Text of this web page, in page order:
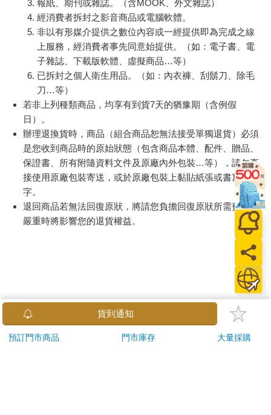
報紙、期刊或雜誌。（含MOOK、外文雜誌）
經消費者拆封之影音商品或電腦軟體。
非以有形媒介提供之數位內容或一經提供即為完成之線
上服務，經消費者事先同意始提供。（如：電子書、電
子雜誌、下載版軟體、虛擬商品…等）
已拆封之個人衛生用品。（如：內衣褲、刮鬍刀、除毛
刀…等）
若非上列種類商品，均享有到貨7天的猶豫期（含例假
日）。
辦理退換貨時，商品（組合商品恕無法接受單獨退貨）必須
是您收到商品時的原始狀態（包含商品本體、配件、贈品、
保證書、所有附隨資料文件及原廠內外包裝…等），請勿直
接使用原廠包裝寄送，或於原廠包裝上黏貼紙張或書寫文
字。
退回商品若無法回復原狀，將請您負擔回復原狀所需費用，
嚴重時將影響您的退貨權益。
貨到通知
預訂門市商品 門市庫存 大量採購